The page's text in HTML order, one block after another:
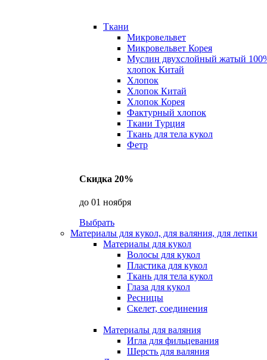
Ткани
Микровельвет
Микровельвет Корея
Муслин двухслойный жатый
хлопок Китай
Хлопок
Хлопок Китай
Хлопок Корея
Фактурный хлопок
Ткани Турция
Ткань для тела кукол
Фетр
Скидка 20%
до 01 ноября
Выбрать
Материалы для кукол, для валяния, для лепки
Материалы для кукол
Волосы для кукол
Пластика для кукол
Ткань для тела кукол
Глаза для кукол
Ресницы
Скелет, соединения
Материалы для валяния
Игла для фильцевания
Шерсть для валяния